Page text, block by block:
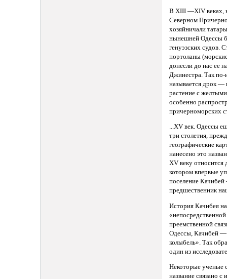
В XIII —XIV веках,
Северном
хозяйничали
нынешней Одессы
генуэзских судов.
портоланы
донесли до нас ее
Джинестра. Так по-
называется дрок —
растение с
особенно
причерноморских
...XV век. Одессы
три столетия,
географические
нанесено это
XV веку относится
котором впервые
поселение
предшественник
История Качибея
преемственной
Одессы, Качибей —
колыбель». Так
один из
Некоторые ученые
название связано с